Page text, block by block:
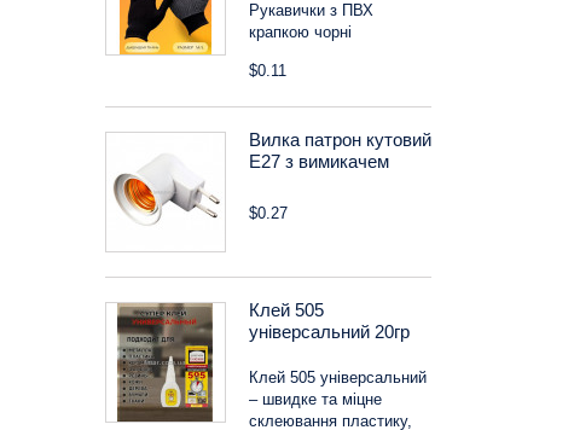
Рукавички з ПВХ
крапкою чорні
$0.11
Вилка патрон кутовий
Е27 з вимикачем
$0.27
Клей 505
універсальний 20гр
Клей 505 універсальний
– швидке та міцне
склеювання пластику,